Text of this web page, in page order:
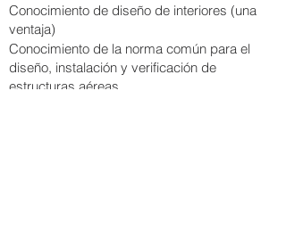
Conocimiento de diseño de interiores (una
ventaja)
Conocimiento de la norma común para el
diseño, instalación y verificación de
estructuras aéreas.